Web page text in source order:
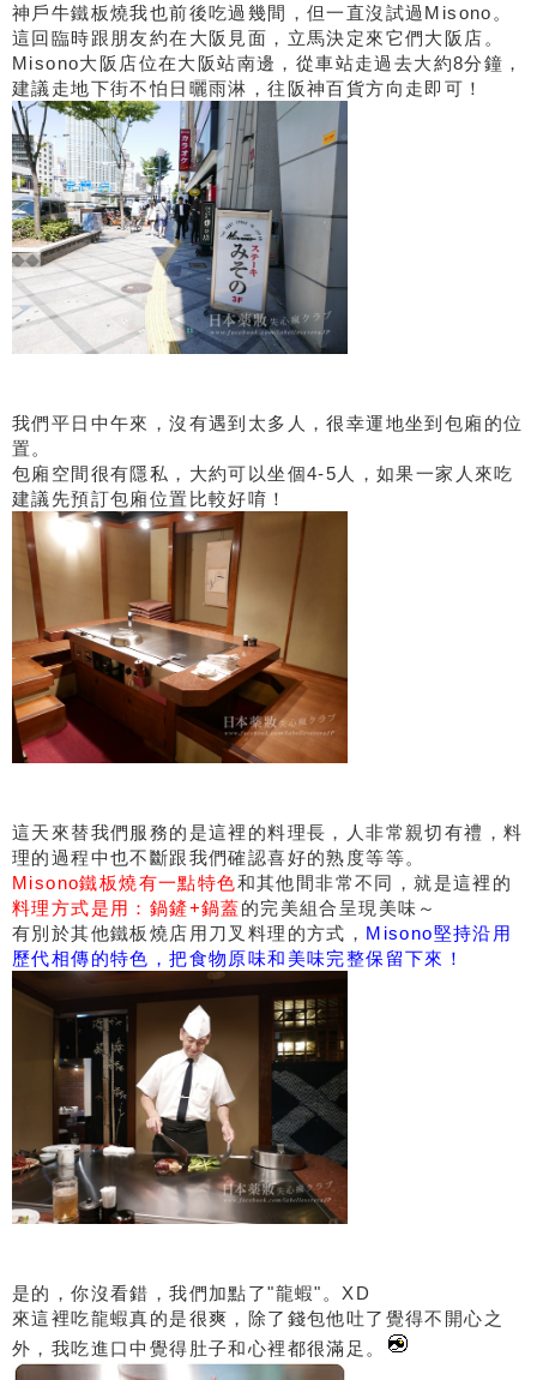
神戶牛鐵板燒我也前後吃過幾間，但一直沒試過Misono。
這回臨時跟朋友約在大阪見面，立馬決定來它們大阪店。
Misono大阪店位在大阪站南邊，從車站走過去大約8分鐘，
建議走地下街不怕日曬雨淋，往阪神百貨方向走即可！
我們平日中午來，沒有遇到太多人，很幸運地坐到包廂的位
置。
包廂空間很有隱私，大約可以坐個4-5人，如果一家人來吃
建議先預訂包廂位置比較好唷！
這天來替我們服務的是這裡的料理長，人非常親切有禮，料
理的過程中也不斷跟我們確認喜好的熟度等等。
Misono鐵板燒有一點特色和其他間非常不同，就是這裡的
料理方式是用：鍋鏟+鍋蓋的完美組合呈現美味～
有別於其他鐵板燒店用刀叉料理的方式， Misono堅持沿用
歷代相傳的特色，把食物原味和美味完整保留下來！
是的，你沒看錯，我們加點了"龍蝦"。XD
來這裡吃龍蝦真的是很爽，除了錢包他吐了覺得不開心之
外，我吃進口中覺得肚子和心裡都很滿足。